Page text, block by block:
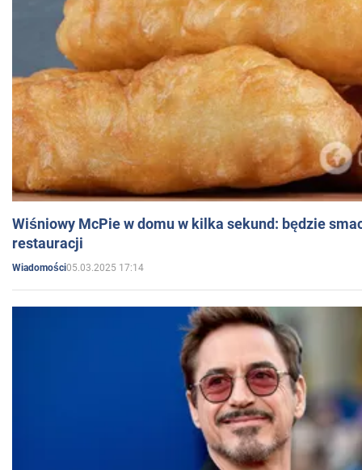
Wiśniowy McPie w domu w kilka sekund: będzie
restauracji
Wiadomości05.03.2025 17:14